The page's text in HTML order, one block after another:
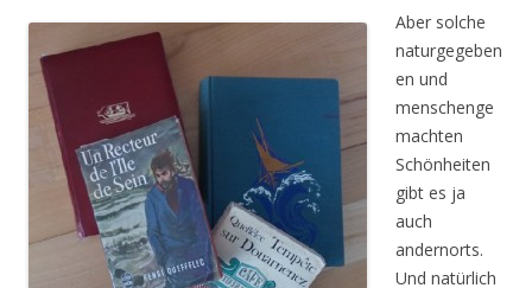
Aber solche
naturgegeben
en und
menschenge
machten
Schönheiten
gibt es ja
auch
andernorts.
Und natürlich